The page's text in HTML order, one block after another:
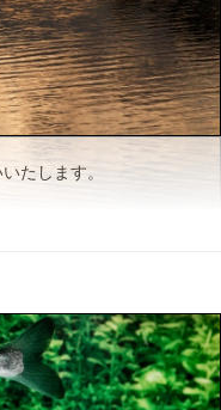
たします。